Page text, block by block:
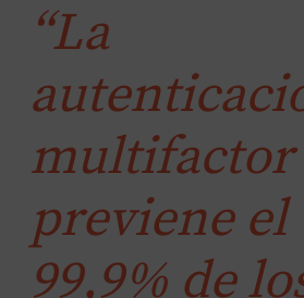
“La
multifactor
previene el
99,9% de